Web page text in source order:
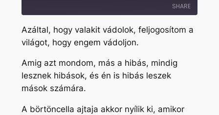
seconds
SHARE
SHARE
EMBED
Azáltal, hogy valakit vádolok, feljogosítom a
világot, hogy engem vádoljon.
Amig azt mondom, más a hibás, mindig
lesznek hibások, és én is hibás leszek
mások számára.
A börtöncella ajtaja akkor nyílik ki, amikor